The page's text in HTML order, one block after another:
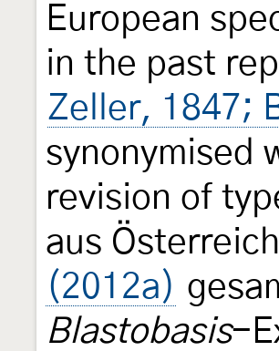
European
in the past
Zeller, 1847;
synonymised
revision of
aus
(2012a)
Blastobasis-